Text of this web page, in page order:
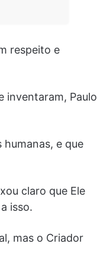
respeito e
inventaram, Paulo
e que
claro que Ele
isso.
mas o Criador